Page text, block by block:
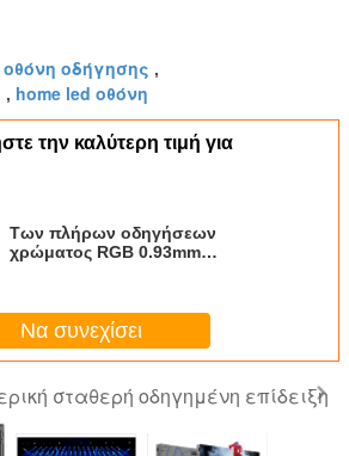
οδήγησης ,
, home led οθόνη
την καλύτερη τιμή για
Των πλήρων οδηγήσεων
χρώματος RGB 0.93mm
Να συνεχίσει
σταθερή οδηγημένη επίδειξη